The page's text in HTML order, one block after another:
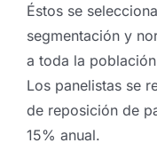
Éstos se
segmentación y
a toda la
Los panelistas se
de reposición de
15% anual.